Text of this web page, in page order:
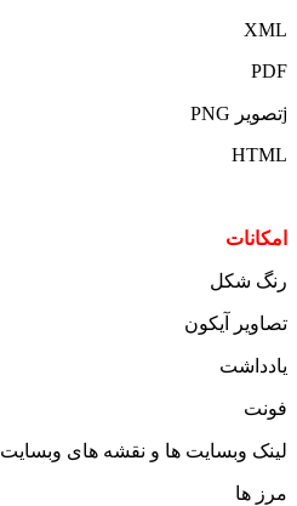
XML
PDF
jتصویر PNG
HTML
امکانات
رنگ شکل
تصاویر آیکون
یادداشت
فونت
لینک وبسایت ها و نقشه های وبسایت
مرز ها